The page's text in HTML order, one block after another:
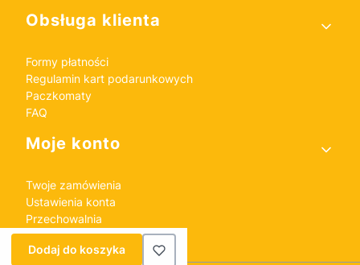
Obsługa klienta
Formy płatności
Regulamin kart podarunkowych
Paczkomaty
FAQ
Moje konto
Twoje zamówienia
Ustawienia konta
Przechowalnia
Dodaj do koszyka